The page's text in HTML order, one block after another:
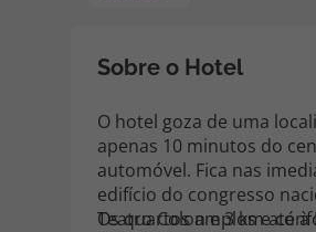
Sobre o Hotel
O hotel goza de uma
apenas 10 minutos do
automóvel. Fica nas
edifício do congresso
Teatro Colon e 3 km até
Os quartos amplos e